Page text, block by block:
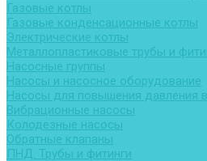
Газовые котлы
Газовые конденсационные котлы
Электрические котлы
Металлопластиковые трубы и
Насосные группы
Насосы и насосное оборудование
Насосы для повышения давления
Вибрационные насосы
Колодезные насосы
Обратные клапаны
ПНД. Трубы и фитинги